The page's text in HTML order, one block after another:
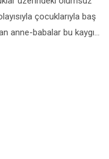
çocuklarıyla baş
babalar bu kaygıyı
eve çok geç
neredeyse